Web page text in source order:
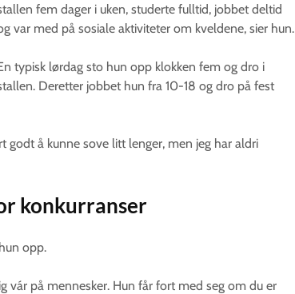
fem dager i uken, studerte fulltid, jobbet deltid
var med på sosiale aktiviteter om kveldene, sier hun.
typisk lørdag sto hun opp klokken fem og dro i
Deretter jobbet hun fra 10-18 og dro på fest
å kunne sove litt lenger, men jeg har aldri
konkurranser
opp.
vár på mennesker. Hun får fort med seg om du er